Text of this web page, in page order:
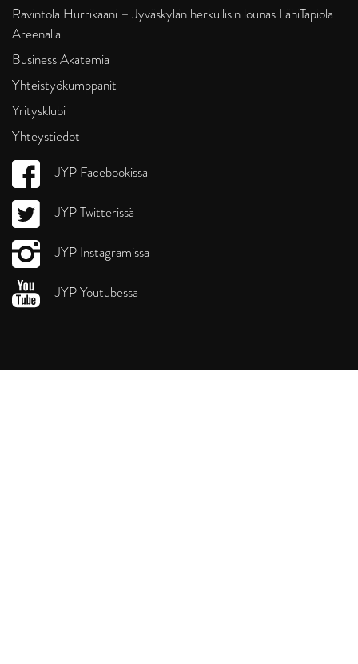
Ravintola Hurrikaani – Jyväskylän herkullisin lounas LähiTapiola
Areenalla
Business Akatemia
Yhteistyökumppanit
Yritysklubi
Yhteystiedot
JYP Facebookissa
JYP Twitterissä
JYP Instagramissa
JYP Youtubessa